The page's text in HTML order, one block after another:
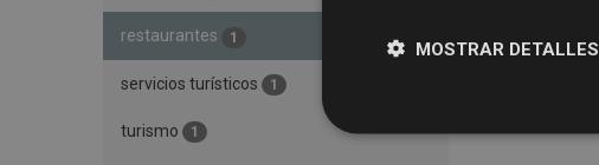
restaurantes 1
servicios turísticos 1
turismo 1
MOSTRAR DETALLES